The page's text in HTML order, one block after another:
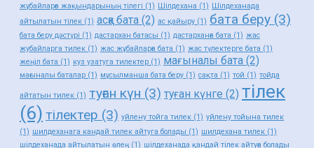
жұбайларға жақындарының тілегі (1) Шілдехана (1) Шілдеханада
айтылатын тілек (1) асқа бата (2) ас қайыру (1) бата беру (3)
бата беру дәстүрі (1) дастархан батасы (1) дастарханға бата (1) жас
жубайларга тилек (1) жас жұбайларға бата (1) жас түлектерге бата (1)
жеңіл бата (1) куз узатуга тилектер (1) мағыналы бата (2)
мағыналы баталар (1) мұсылманша бата беру (1) сақта (1) той (1) тойда
айтатын тилек (1) туған күн (3) туған күнге (2) тілек
(6) тілектер (3) уйлену тойга тилек (1) уйлену тойына тилек
(1) шилдеханага кандай тилек айтуга болады (1) шилдехана тилек (1)
шілдеханада айтылатын өлең (1) шілдеханада қандай тілек айтуға болады